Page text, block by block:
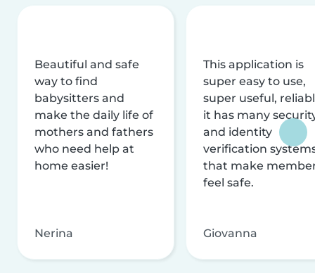
Beautiful and safe
way to find
babysitters and
make the daily life of
mothers and fathers
who need help at
home easier!
Nerina
This application is
super easy to use,
super useful,
it has many
and identity
verification
that make
feel safe.
Giovanna